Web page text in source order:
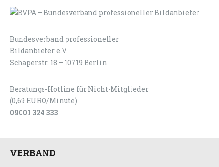
Bundesverband professioneller
Bildanbieter e.V.
Schaperstr. 18 – 10719 Berlin
Beratungs-Hotline für Nicht-Mitglieder
(0,69 EURO/Minute)
09001 324 333
VERBAND